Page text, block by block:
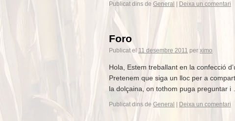
Publicat dins de General Deixa un comentari
Foro
Publicat el 11 desembre 2011 per ximo
Hola, Estem treballant en la confecció
Pretenem que siga un lloc per a
la dolçaina, on tothom puga preguntar i
Publicat dins de General Deixa un comentari